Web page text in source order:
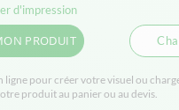
d'impression
PRODUIT
ligne pour créer votre visuel ou
produit au panier ou au devis.